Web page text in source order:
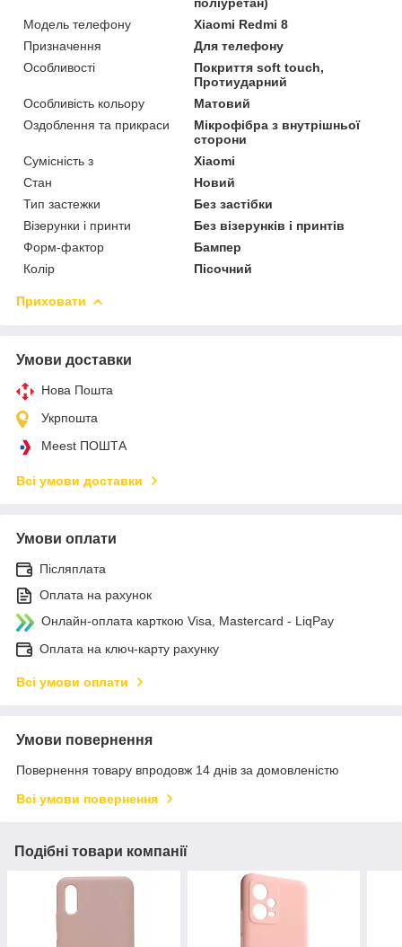
Модель телефону
Xiaomi Redmi 8
Призначення
Для телефону
Особливості
Покриття soft touch,
Протиударний
Особливість кольору
Матовий
Оздоблення та прикраси
Мікрофібра з внутрішньої
сторони
Сумісність з
Xiaomi
Стан
Новий
Тип застежки
Без застібки
Візерунки і принти
Без візерунків і принтів
Форм-фактор
Бампер
Колір
Пісочний
Приховати
Умови доставки
Нова Пошта
Укрпошта
Meest ПОШТА
Всі умови доставки
Умови оплати
Післяплата
Оплата на рахунок
Онлайн-оплата карткою Visa, Mastercard - LiqPay
Оплата на ключ-карту рахунку
Всі умови оплати
Умови повернення
Повернення товару впродовж 14 днів за домовленістю
Всі умови повернення
Подібні товари компанії